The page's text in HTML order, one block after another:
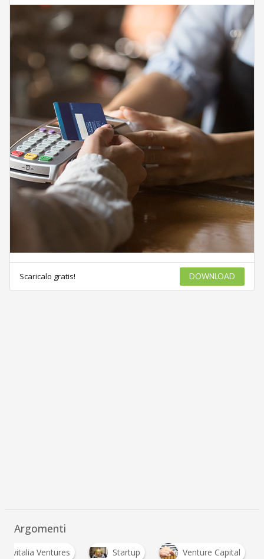
Scaricalo gratis! DOWNLOAD
Argomenti
Invitalia Ventures Startup Venture Capital